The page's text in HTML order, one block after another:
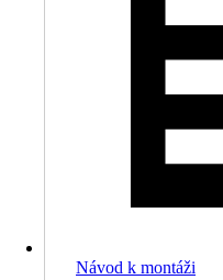
Návod k montáži